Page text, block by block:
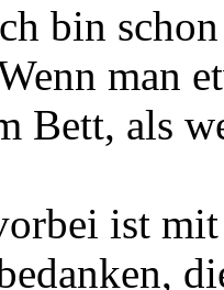
bin
man
Bett, als
ist